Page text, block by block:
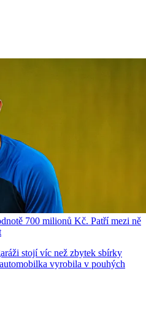
700 milionů Kč. Patří mezi ně
stojí víc než zbytek sbírky
vyrobila v pouhých